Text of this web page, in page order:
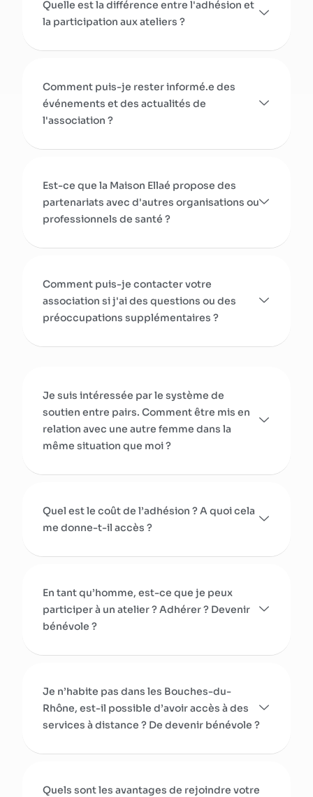
Quelle est la différence entre l'adhésion et
la participation aux ateliers ?
Comment puis-je rester informé.e des
événements et des actualités de
l'association ?
Est-ce que la Maison Ellaé propose des
partenariats avec d'autres organisations ou
professionnels de santé ?
Comment puis-je contacter votre
association si j'ai des questions ou des
préoccupations supplémentaires ?
Je suis intéressée par le système de
soutien entre pairs. Comment être mis en
relation avec une autre femme dans la
même situation que moi ?
Quel est le coût de l’adhésion ? A quoi cela
me donne-t-il accès ?
En tant qu’homme, est-ce que je peux
participer à un atelier ? Adhérer ? Devenir
bénévole ?
Je n’habite pas dans les Bouches-du-
Rhône, est-il possible d’avoir accès à des
services à distance ? De devenir bénévole ?
Quels sont les avantages de rejoindre votre